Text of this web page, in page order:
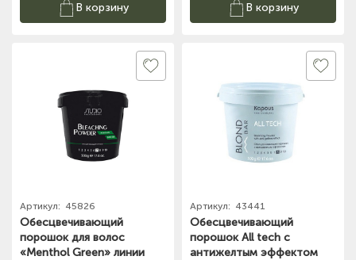
В корзину В корзину
Артикул: 45826
Обесцвечивающий
порошок для волос
«Menthol Green» линии
Артикул: 43441
Обесцвечивающий
порошок All tech с
антижелтым эффектом